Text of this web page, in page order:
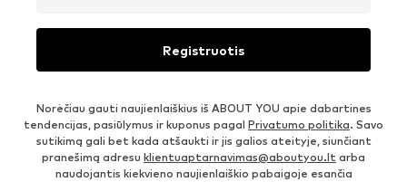
Registruotis
Norėčiau gauti naujienlaiškius iš ABOUT YOU apie dabartines
tendencijas, pasiūlymus ir kuponus pagal Privatumo politika. Savo
sutikimą gali bet kada atšaukti ir jis galios ateityje, siunčiant
pranešimą adresu klientuaptarnavimas@aboutyou.lt arba
naudojantis kiekvieno naujienlaiškio pabaigoje esančia